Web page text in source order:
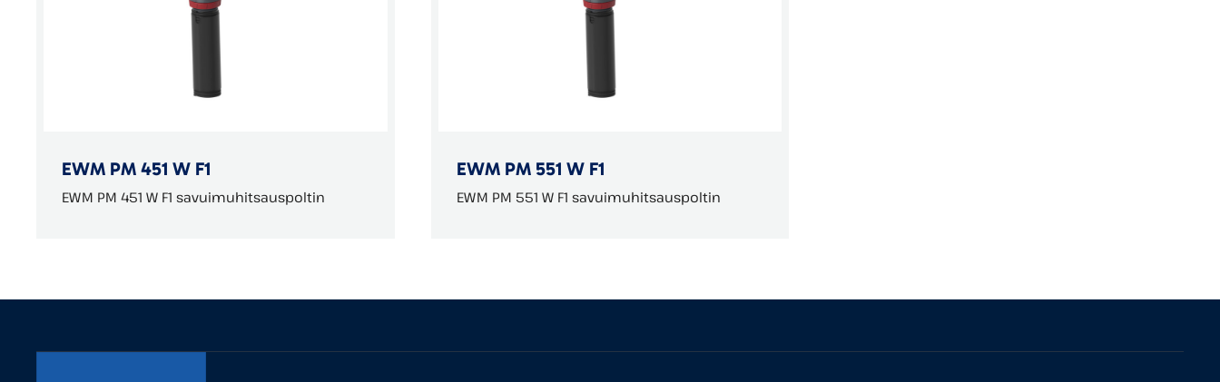
EWM PM 451 W F1
EWM PM 451 W F1 savuimuhitsauspoltin
EWM PM 551 W F1
EWM PM 551 W F1 savuimuhitsauspoltin